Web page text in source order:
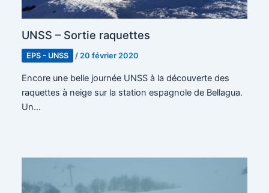
UNSS – Sortie raquettes
EPS - UNSS /20 février 2020
Encore une belle journée UNSS à la découverte des
raquettes à neige sur la station espagnole de Bellagua.
Un…